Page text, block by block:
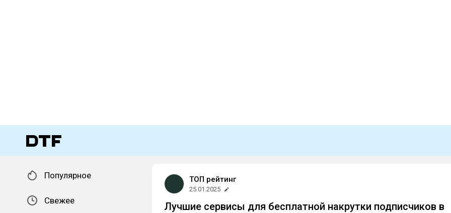
Популярное
Свежее
ТОП рейтинг
25.01.2025
Лучшие сервисы для бесплатной накрутки подписчиков в